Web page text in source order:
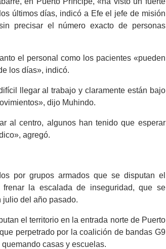
últimos días, indicó a Efe el jefe de misión
precisar el número exacto de personas
el personal como los pacientes «pueden
los días», indicó.
llegar al trabajo y claramente están bajo
dijo Muhindo.
al centro, algunos han tenido que esperar
agregó.
por grupos armados que se disputan el
la escalada de inseguridad, que se
del año pasado.
el territorio en la entrada norte de Puerto
perpetrado por la coalición de bandas G9
casas y escuelas.